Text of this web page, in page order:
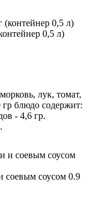
0,5 л)
лук, томат,
гр блюдо содержит:
- 4,6 гр.
соевым соусом 0.9